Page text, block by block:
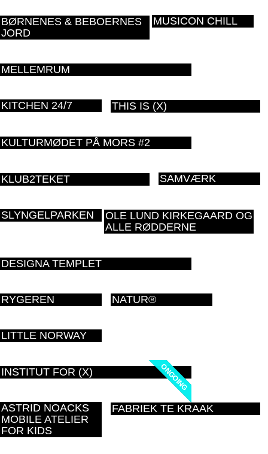
BØRNENES & BEBOERNES
JORD
MUSICON CHILL
MELLEMRUM
KITCHEN 24/7 THIS IS (X)
KULTURMØDET PÅ MORS #2
KLUB2TEKET SAMVÆRK
SLYNGELPARKEN
OLE LUND KIRKEGAARD OG
ALLE RØDDERNE
DESIGNA TEMPLET
RYGEREN NATUR®
LITTLE NORWAY
ONGOING
ONGOING
INSTITUT FOR (X)
ASTRID NOACKS
MOBILE ATELIER
FOR KIDS
FABRIEK TE KRAAK